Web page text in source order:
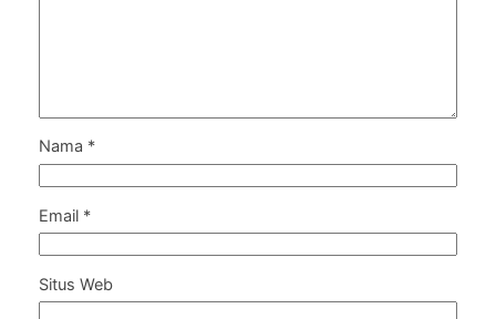
Nama *
Email *
Situs Web